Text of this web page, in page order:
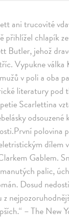
ani trucovité
přihlížel chlapík
Butler, jehož
Vypukne válka
v poli a oba
literatury pod
Scarlettina
polovina
dílem
Gablem.
palic,
Dosud
– The New